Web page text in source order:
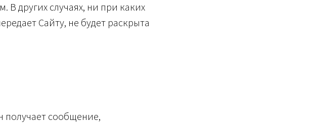
В других случаях, ни при каких
Сайту, не будет раскрыта
получает сообщение,